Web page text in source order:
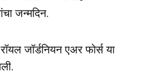
जन्मदिन.
जॉर्डनियन एअर फोर्स या